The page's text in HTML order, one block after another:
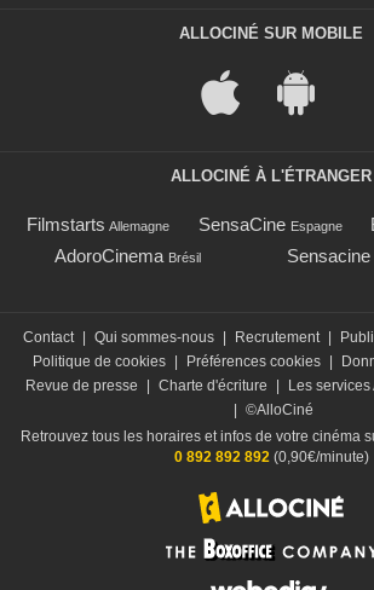
ALLOCINÉ SUR MOBILE
ALLOCINÉ À L'ÉTRANGER
Filmstarts Allemagne SensaCine Espagne
AdoroCinema Brésil
Contact Qui sommes-nous Recrutement
Politique de cookies
Préférences cookies
Revue de presse
Charte d'écriture Les
©AlloCiné
Retrouvez tous les horaires et infos de votre cinéma
0 892 892 892(0,90€/minute)